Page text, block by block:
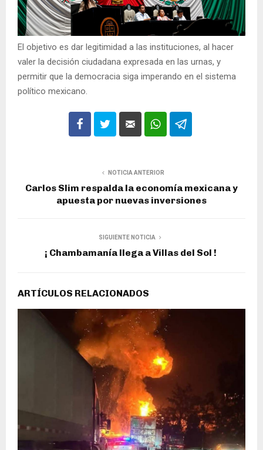
El objetivo es dar legitimidad a las instituciones, al hacer
valer la decisión ciudadana expresada en las urnas, y
permitir que la democracia siga imperando en el sistema
político mexicano.
NOTICIA ANTERIOR
Carlos Slim respalda la economía mexicana y
apuesta por nuevas inversiones
SIGUIENTE NOTICIA
¡ Chambamanía llega a Villas del Sol !
ARTÍCULOS RELACIONADOS